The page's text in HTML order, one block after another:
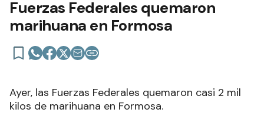
Fuerzas Federales quemaron
marihuana en Formosa
Ayer, las Fuerzas Federales quemaron casi 2 mil
kilos de marihuana en Formosa.